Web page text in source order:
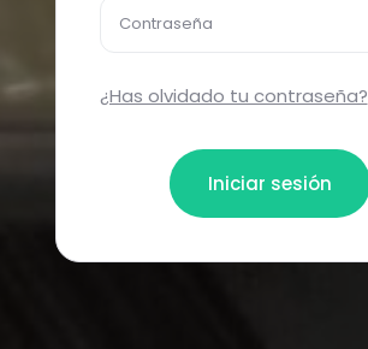
Contraseña
¿Has olvidado tu contraseña?
Iniciar sesión